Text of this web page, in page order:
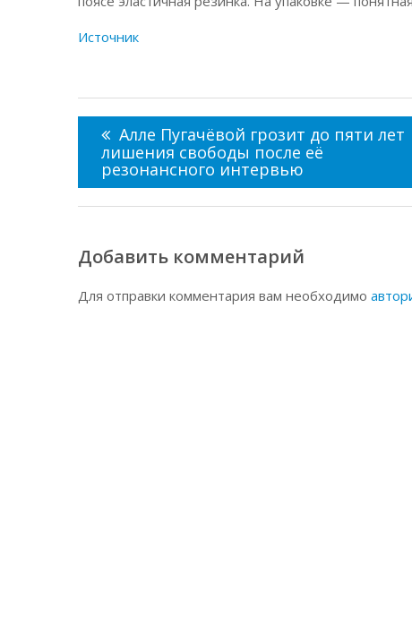
Источник
Навигация
по
записям
Алле Пугачёвой грозит до пяти лет
лишения свободы после её
резонансного интервью
Добавить комментарий
Для отправки комментария вам необходимо